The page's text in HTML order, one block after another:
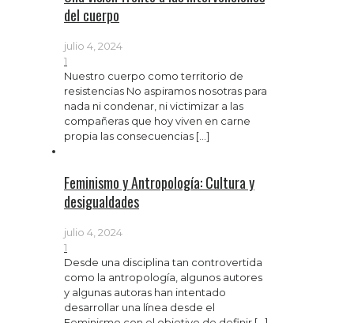
del cuerpo
julio 4, 2024
1
Nuestro cuerpo como territorio de
resistencias No aspiramos nosotras para
nada ni condenar, ni victimizar a las
compañeras que hoy viven en carne
propia las consecuencias […]
Feminismo y Antropologí­a: Cultura y
desigualdades
julio 4, 2024
1
Desde una disciplina tan controvertida
como la antropología, algunos autores
y algunas autoras han intentado
desarrollar una línea desde el